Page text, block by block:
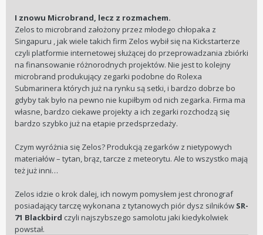
I znowu Microbrand, lecz z rozmachem.
Zelos to microbrand założony przez młodego chłopaka z
Singapuru , jak wiele takich firm Zelos wybił się na Kickstarterze
czyli platformie internetowej służącej do przeprowadzania zbiórki
na finansowanie różnorodnych projektów. Nie jest to kolejny
microbrand produkujący zegarki podobne do Rolexa
Submarinera których już na rynku są setki, i bardzo dobrze bo
gdyby tak było na pewno nie kupiłbym od nich zegarka. Firma ma
własne, bardzo ciekawe projekty a ich zegarki rozchodzą się
bardzo szybko już na etapie przedsprzedaży.
Czym wyróżnia się Zelos? Produkcją zegarków z nietypowych
materiałów – tytan, brąz, tarcze z meteorytu. Ale to wszystko mają
też już inni…
Zelos idzie o krok dalej, ich nowym pomysłem jest chronograf
posiadający tarczę wykonana z tytanowych piór dysz silników SR-
71 Blackbird czyli najszybszego samolotu jaki kiedykolwiek
powstał.